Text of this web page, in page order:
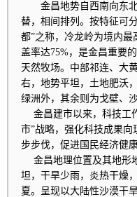
金昌地势自西南向东北
替，相间排列。按特征可
都”之称，冷龙岭为境内
盖率达75%，是金昌重要
天然牧场。中部祁连、大
右，地势平坦，土地肥沃
绿洲外，其余则为戈壁、
金昌建市以来，科技工
市”战略，强化科技成果
步步伐，促进国民经济健
金昌地理位置及其地形
坦，干旱少雨，炎热干燥
夏。呈现以大陆性沙漠干